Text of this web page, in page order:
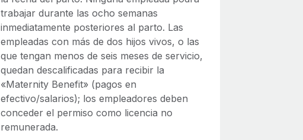
trabajar durante las ocho semanas
inmediatamente posteriores al parto. Las
empleadas con más de dos hijos vivos, o las
que tengan menos de seis meses de servicio,
quedan descalificadas para recibir la
«Maternity Benefit» (pagos en
efectivo/salarios); los empleadores deben
conceder el permiso como licencia no
remunerada.